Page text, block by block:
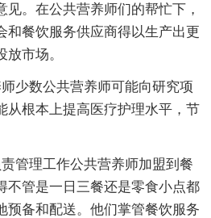
。在公共营养师们的帮忙下，
和餐饮服务供应商得以生产出更
市场。
少数公共营养师可能向研究项
从根本上提高医疗护理水平，节
管理工作公共营养师加盟到餐
不管是一日三餐还是零食小点都
预备和配送。他们掌管餐饮服务